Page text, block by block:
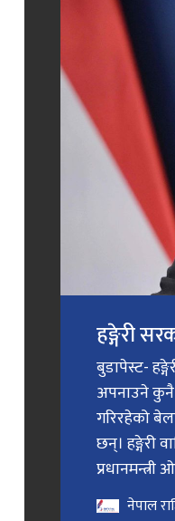
हङ्गेरी
बुडापेस्ट-
अपनाउने
गरिरहेको
छन्। हङ्गेरी
नेपाल